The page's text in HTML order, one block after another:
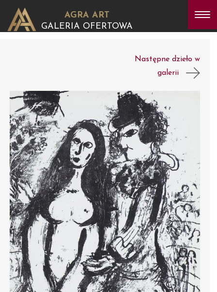
AGRA ART
GALERIA OFERTOWA
Następne dzieło w
galerii